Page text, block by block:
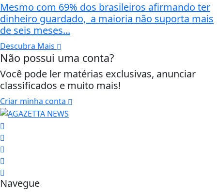
Mesmo com 69% dos brasileiros afirmando ter
dinheiro guardado, a maioria não suporta mais
de seis meses...
Descubra Mais
Não possui uma conta?
Você pode ler matérias exclusivas, anunciar
classificados e muito mais!
Criar minha conta
Navegue